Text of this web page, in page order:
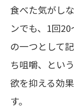
食べた気がし
ンでも、1回
の一つとして
ち咀嚼、とい
欲を抑える効
す。